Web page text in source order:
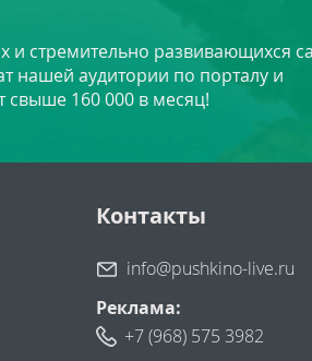
стремительно развивающихся
нашей аудитории по порталу и
свыше 160 000 в месяц!
Контакты
info@pushkino-live.ru
Реклама:
+7 (968) 575 3982